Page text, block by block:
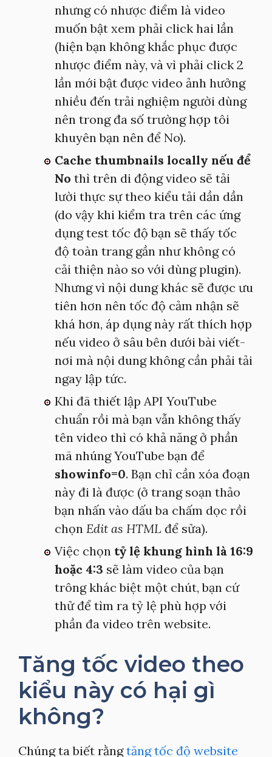
nhưng có nhược điểm là video
muốn bật xem phải click hai lần
(hiện bạn không khắc phục được
nhược điểm này, và vì phải click 2
lần mới bật được video ảnh hưởng
nhiều đến trải nghiệm người dùng
nên trong đa số trường hợp tôi
khuyên bạn nên để No).
Cache thumbnails locally nếu để
No thì trên di động video sẽ tải
lười thực sự theo kiểu tải dần dần
(do vậy khi kiểm tra trên các ứng
dụng test tốc độ bạn sẽ thấy tốc
độ toàn trang gần như không có
cải thiện nào so với dùng plugin).
Nhưng vì nội dung khác sẽ được ưu
tiên hơn nên tốc độ cảm nhận sẽ
khá hơn, áp dụng này rất thích hợp
nếu video ở sâu bên dưới bài viết-
nơi mà nội dung không cần phải tải
ngay lập tức.
Khi đã thiết lập API YouTube
chuẩn rồi mà bạn vẫn không thấy
tên video thì có khả năng ở phần
mã nhúng YouTube bạn để
showinfo=0. Bạn chỉ cần xóa đoạn
này đi là được (ở trang soạn thảo
bạn nhấn vào dấu ba chấm dọc rồi
chọn Edit as HTML để sửa).
Việc chọn tỷ lệ khung hình là 16:9
hoặc 4:3 sẽ làm video của bạn
trông khác biệt một chút, bạn cứ
thử để tìm ra tỷ lệ phù hợp với
phần đa video trên website.
Tăng tốc video theo
kiểu này có hại gì
không?
Chúng ta biết rằngtăng tốc độ website